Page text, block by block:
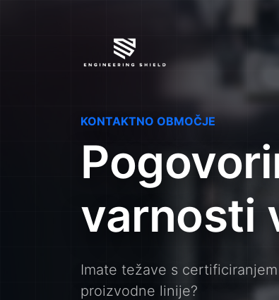
KONTAKTNO OBMOČJE
varnosti
Imate težave s
proizvodne linije?